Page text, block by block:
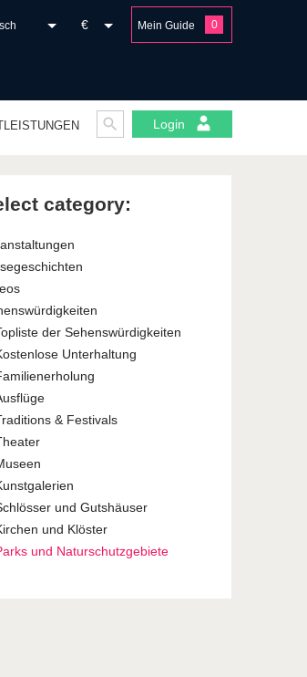
Mein Guide 0
€
Login
category:
der Sehenswürdigkeiten
Unterhaltung
& Festivals
und Gutshäuser
und Klöster
und Naturschutzgebiete